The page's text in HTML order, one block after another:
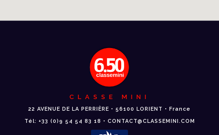
CLASSE MINI
22 AVENUE DE LA PERRIÈRE • 56100 LORIENT • France
Tél: +33 (0)9 54 54 83 18 • CONTACT@CLASSEMINI.COM